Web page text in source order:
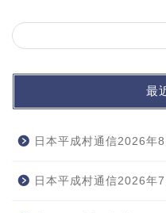
最
日本平成村通信2026年
日本平成村通信2026年